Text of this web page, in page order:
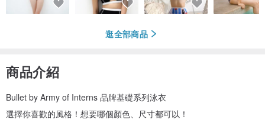
逛全部商品
商品介紹
Bullet by Army of Interns 品牌基礎系列泳衣
選擇你喜歡的風格！想要哪個顏色、尺寸都可以！